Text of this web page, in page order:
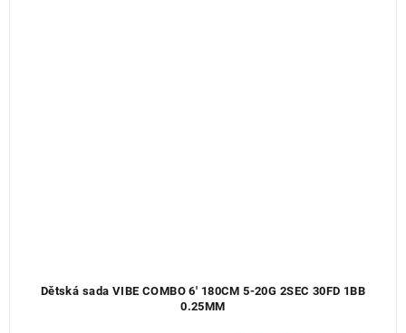
Dětská sada VIBE COMBO 6' 180CM 5-20G 2SEC 30FD 1BB
0.25MM